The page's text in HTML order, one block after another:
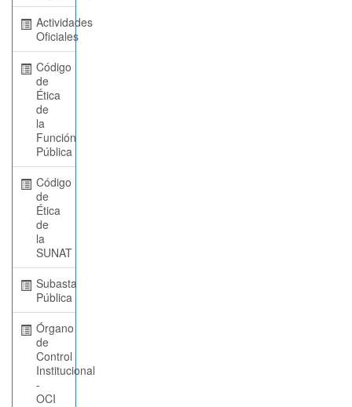
Actividades
Oficiales
Código
de
Ética
de
la
Función
Pública
Código
de
Ética
de
la
SUNAT
Subasta
Pública
Órgano
de
Control
Institucional
-
OCI